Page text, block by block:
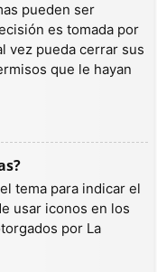
pueden ser
es tomada por
vez pueda cerrar sus
que le hayan
tema para indicar el
usar iconos en los
por La